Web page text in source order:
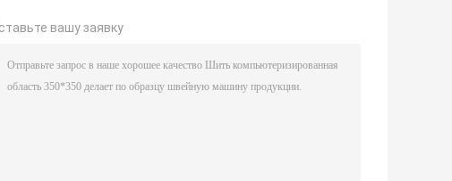
вашу заявку